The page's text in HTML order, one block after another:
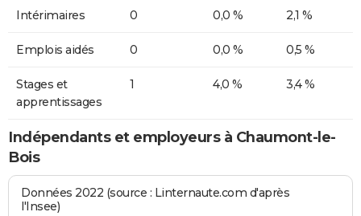
Intérimaires 0 0,0 % 2,1 %
Emplois aidés 0 0,0 % 0,5 %
Stages et
apprentissages
1 4,0 % 3,4 %
Indépendants et employeurs à Chaumont-le-
Bois
Données 2022 (source : Linternaute.com d'après
l'Insee)